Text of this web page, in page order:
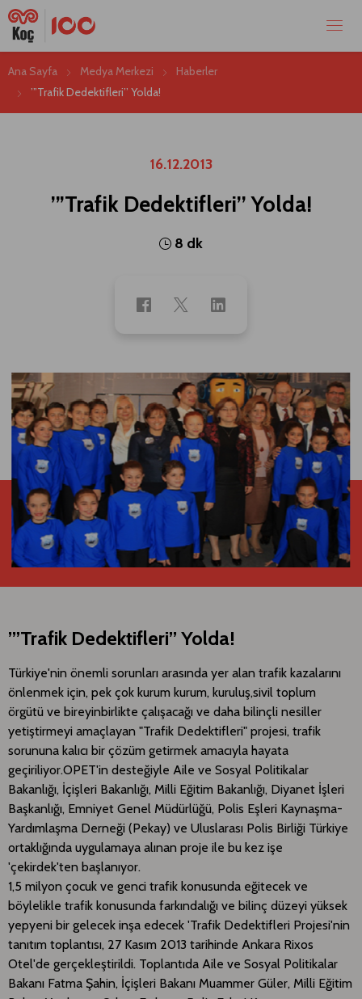
Ana Sayfa Medya Merkezi
Haberler
’”Trafik Dedektifleri’’ Yolda!
16.12.2013
’”Trafik Dedektifleri’’ Yolda!
8 dk
’”Trafik Dedektifleri’’ Yolda!
​Türkiye'nin önemli sorunları arasında yer alan trafik kazalarını
önlenmek için, pek çok kurum kurum, kuruluş,sivil toplum
örgütü ve bireyinbirlikte çalışacağı ve daha bilinçli nesiller
yetiştirmeyi amaçlayan "Trafik Dedektifleri" projesi, trafik
sorununa kalıcı bir çözüm getirmek amacıyla hayata
geçiriliyor.OPET'in desteğiyle Aile ve Sosyal Politikalar
Bakanlığı, İçişleri Bakanlığı, Milli Eğitim Bakanlığı, Diyanet İşleri
Başkanlığı, Emniyet Genel Müdürlüğü, Polis Eşleri Kaynaşma-
Yardımlaşma Derneği (Pekay) ve Uluslarası Polis Birliği Türkiye
ortaklığında uygulamaya alınan proje ile bu kez işe
'çekirdek'ten başlanıyor.
1,5 milyon çocuk ve genci trafik konusunda eğitecek ve
böylelikle trafik konusunda farkındalığı ve bilinç düzeyi yüksek
yepyeni bir gelecek inşa edecek 'Trafik Dedektifleri Projesi'nin
tanıtım toplantısı, 27 Kasım 2013 tarihinde Ankara Rixos
Otel'de gerçekleştirildi. Toplantıda Aile ve Sosyal Politikalar
Bakanı Fatma Şahin, İçişleri Bakanı Muammer Güler, Milli Eğitim